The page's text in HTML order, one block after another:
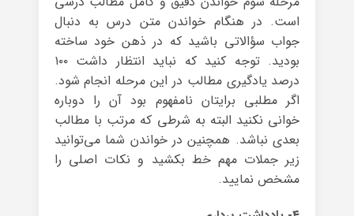
است. در هنگام خواندن متن درس به دنبال
جواب سؤالاتی باشید که در ذهن خود ساخته
بودید. توجه کنید که نباید انتظار داشت ۱۰۰
درصد یادگیری مطالب در این مرحله انجام شود.
اگر مطلبی برایتان نامفهوم بود آن را دوباره
خوانی نکنید البته به شرطی که مرتب با مطالب
بعدی نباشد. همچنین در خواندن شما می‌توانید
زیر جملات مهم خط بکشید و نکات اصلی را
مشخص نمایید.